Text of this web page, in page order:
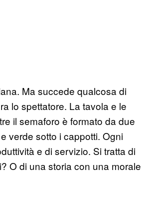
Ma succede qualcosa di
lo spettatore. La tavola e le
il semaforo è formato da due
verde sotto i cappotti. Ogni
e di servizio. Si tratta di
O di una storia con una morale